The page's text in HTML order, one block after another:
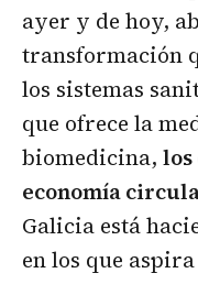
ayer y de hoy,
transformación
los sistemas
que ofrece la
biomedicina, los
economía
Galicia está
en los que